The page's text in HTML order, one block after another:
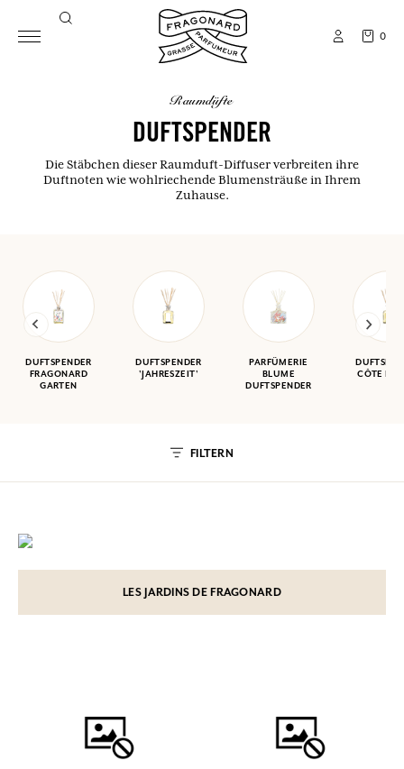
0
raumdüfte
DUFTSPENDER
Die Stäbchen dieser Raumduft-Diffuser verbreiten ihre
Duftnoten wie wohlriechende Blumensträuße in Ihrem
Zuhause.
DUFTSPENDER
FRAGONARD
GARTEN
DUFTSPENDER
'JAHRESZEIT'
PARFÜMERIE
BLUME
DUFTSPENDER
CÔTE
FILTERN
LES JARDINS DE FRAGONARD